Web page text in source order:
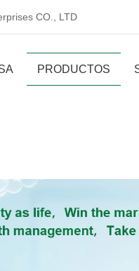
CO., LTD
PRODUCTOS